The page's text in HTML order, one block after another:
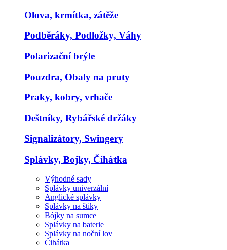
Olova, krmítka, zátěže
Podběráky, Podložky, Váhy
Polarizační brýle
Pouzdra, Obaly na pruty
Praky, kobry, vrhače
Deštníky, Rybářské držáky
Signalizátory, Swingery
Splávky, Bojky, Čihátka
Výhodné sady
Splávky univerzální
Anglické splávky
Splávky na štiky
Bójky na sumce
Splávky na baterie
Splávky na noční lov
Čihátka